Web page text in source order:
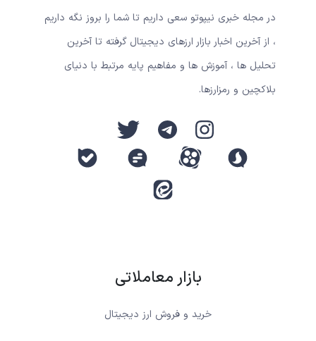
در مجله خبری نیپوتو سعی داریم تا شما را بروز نگه داریم
، از آخرین اخبار بازار ارزهای دیجیتال گرفته تا آخرین
تحلیل ها ، آموزش ها و مفاهیم پایه مرتبط با دنیای
بلاکچین و رمزارزها.
بازار معاملاتی
خرید و فروش ارز دیجیتال